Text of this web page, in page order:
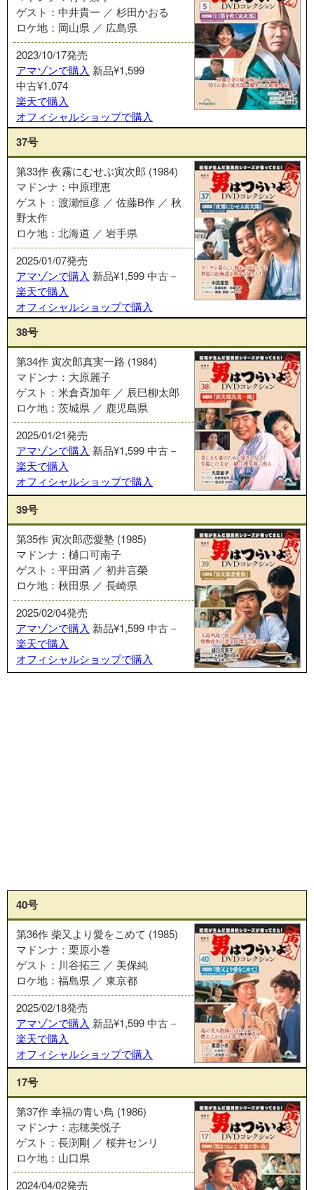
ゲスト：中井貴一 ／ 杉田かおる
ロケ地：岡山県 ／ 広島県
2023/10/17発売
アマゾンで購入 新品¥1,599
中古¥1,074
楽天で購入
オフィシャルショップで購入
37号
第33作 夜霧にむせぶ寅次郎 (1984)
マドンナ：中原理恵
ゲスト：渡瀬恒彦 ／ 佐藤B作 ／ 秋
野太作
ロケ地：北海道 ／ 岩手県
2025/01/07発売
アマゾンで購入 新品¥1,599中古－
楽天で購入
オフィシャルショップで購入
38号
第34作 寅次郎真実一路 (1984)
マドンナ：大原麗子
ゲスト：米倉斉加年 ／ 辰巳柳太郎
ロケ地：茨城県 ／ 鹿児島県
2025/01/21発売
アマゾンで購入 新品¥1,599中古－
楽天で購入
オフィシャルショップで購入
39号
第35作 寅次郎恋愛塾 (1985)
マドンナ：樋口可南子
ゲスト：平田満 ／ 初井言榮
ロケ地：秋田県 ／ 長崎県
2025/02/04発売
アマゾンで購入 新品¥1,599中古－
楽天で購入
オフィシャルショップで購入
40号
第36作 柴又より愛をこめて (1985)
マドンナ：栗原小巻
ゲスト：川谷拓三 ／ 美保純
ロケ地：福島県 ／ 東京都
2025/02/18発売
アマゾンで購入 新品¥1,599中古－
楽天で購入
オフィシャルショップで購入
17号
第37作 幸福の青い鳥 (1986)
マドンナ：志穂美悦子
ゲスト：長渕剛 ／ 桜井センリ
ロケ地：山口県
2024/04/02発売